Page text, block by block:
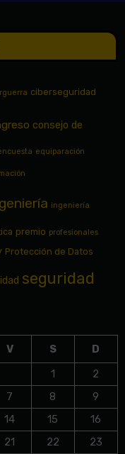
ciberseguridad
consejo de
equiparación
ingeniería
premio profesionales
Protección de Datos
seguridad
V S
D
1
2
7 8
9
14 15
16
21 22
23